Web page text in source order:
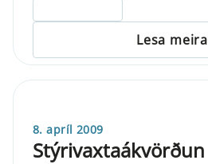
Lesa meira
8. apríl 2009
Stýrivaxtaákvörðun